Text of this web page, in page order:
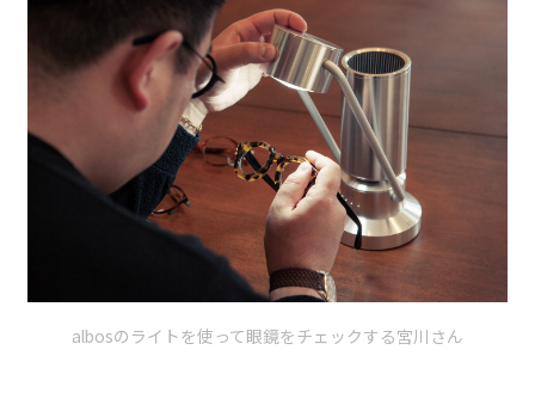
albosのライトを使って眼鏡をチェックする宮川さん